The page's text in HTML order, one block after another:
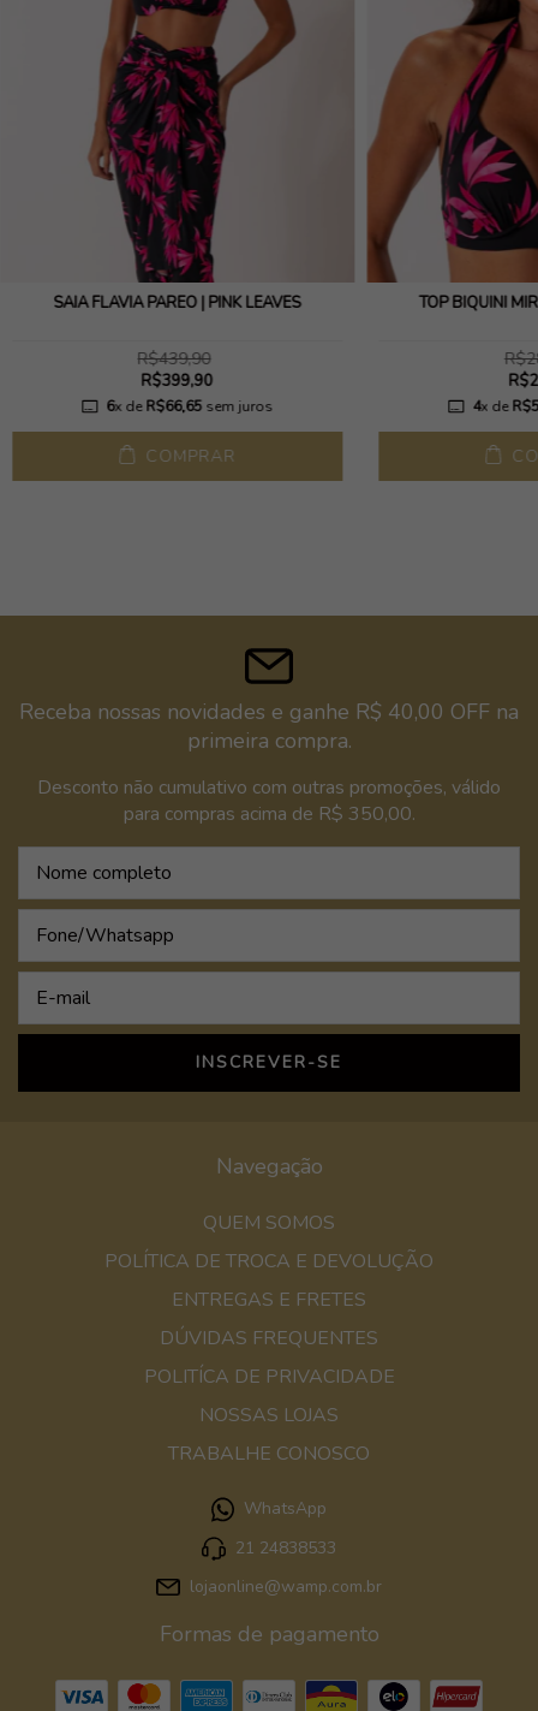
SAIA FLÁVIA PAREO | PINK LEAVES
R$439,90
R$399,90
6x deR$66,65 sem juros
COMPRAR
TOP BIQUÍNI
4x de
Receba nossas novidades e ganhe R$ 40,00 OFF na
primeira compra.
Desconto não cumulativo com outras promoções, válido
para compras acima de R$ 350,00.
Navegação
QUEM SOMOS
POLÍTICA DE TROCA E DEVOLUÇÃO
ENTREGAS E FRETES
DÚVIDAS FREQUENTES
POLITÍCA DE PRIVACIDADE
NOSSAS LOJAS
TRABALHE CONOSCO
WhatsApp
21 24838533
lojaonline@wamp.com.br
Formas de pagamento